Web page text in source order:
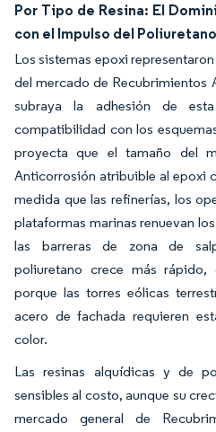
Por Tipo de Resina: El
con el Impulso del Poliuretano
Los sistemas epoxi
del mercado de Recubrimientos
subraya la adhesión de
compatibilidad con los
proyecta que el tamaño del
Anticorrosión atribuible al epoxi
medida que las refinerías, los
plataformas marinas renuevan
las barreras de zona de
poliuretano crece más rápido,
porque las torres eólicas
acero de fachada requieren
color.
Las resinas alquídicas y de
sensibles al costo, aunque su
mercado general de